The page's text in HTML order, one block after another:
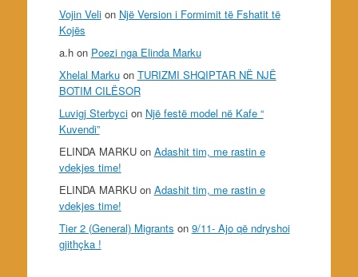
Vojin Velion Një Version i Formimit të Fshatit të
Kojës
a.hon Poezi nga Elinda Marku
Xhelal Markuon TURIZMI SHQIPTAR NË NJË
BOTIM CILËSOR
Luvigj Sterbycion Një festë model në Kafe “
Kuvendi”
ELINDA MARKUon Adashit tim, me rastin e
vdekjes time!
ELINDA MARKUon Adashit tim, me rastin e
vdekjes time!
Tier 2 (General) Migrants on 9/11- Ajo që ndryshoi
gjithçka !